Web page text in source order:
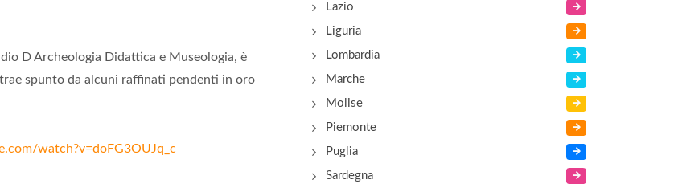
D Archeologia Didattica e Museologia, è
spunto da alcuni raffinati pendenti in oro
watch?v=doFG3OUJq_c
Lazio
Liguria
Lombardia
Marche
Molise
Piemonte
Puglia
Sardegna